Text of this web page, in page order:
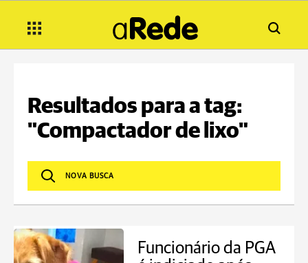
Resultados para a tag:
"Compactador de lixo"
Funcionário da PGA